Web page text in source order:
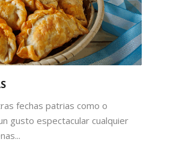
fechas patrias como o
gusto espectacular cualquier